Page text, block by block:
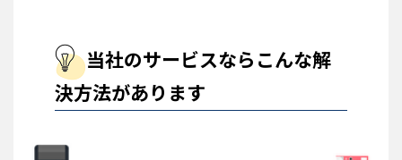
当社のサービスならこんな解
決方法があります